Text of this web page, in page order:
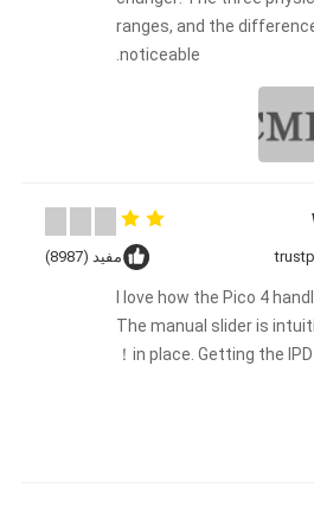
ranges, and the
noticeable.
مفید (8987)
"I love how the Pico 4
The manual slider is
in place. Getting the